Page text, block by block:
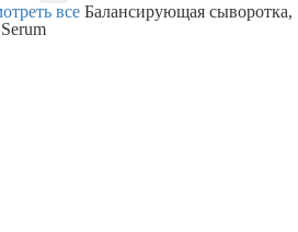
все Балансирующая сыворотка,